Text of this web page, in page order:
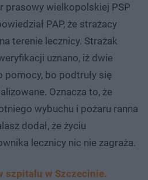
prasowy wielkopolskiej PSP
PAP, że strażacy
terenie lecznicy. Strażak
uznano, iż dwie
bo podtruły się
Oznacza to, że
wybuchu i pożaru ranna
dodał, że życiu
lecznicy nic nie zagraża.
szpitalu w Szczecinie.